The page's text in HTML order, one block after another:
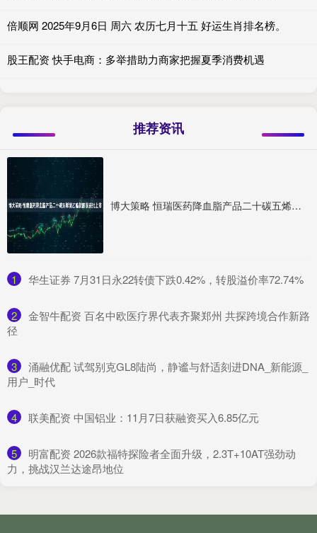
倍顺网 2025年9月6日 周六 农历七月十五 好运生肖排名榜。
股王配资 快手电商：多举措助力商家把握夏季消费机遇
推荐资讯
博大策略 恒瑞医药降血脂产品二十碳五烯酸乙酯软胶囊获批上市
1 ​华生证券 7月31日永22转债下跌0.42%，转股溢价率72.74%
2
​金智牛配资 百名中欧医疗界代表齐聚郑州 共探跨境合作新路
径
3
​涌融优配 试驾别克GL8陆尚，静谧与舒适刻进DNA_新能源_
用户_时代
4 ​联美配资 中国铝业：11月7日获融资买入6.85亿元
5
​明富配资 2026款福特探险者全面升级，2.3T+10AT强劲动
力，挑战汉兰达途昂地位